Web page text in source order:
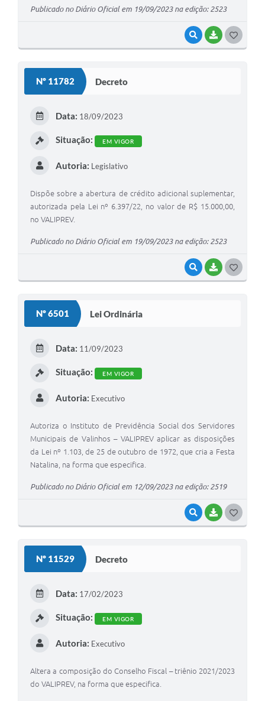
VISUALIZAR
BAIXAR
Publicado no Diário Oficial em 19/09/2023 na edição: 2523
Nº 11782 Decreto
VISUALIZAR
BAIXAR
Data: 18/09/2023
Situação: EM VIGOR
Autoria: Legislativo
Dispõe sobre a abertura de crédito adicional suplementar,
autorizada pela Lei nº 6.397/22, no valor de R$ 15.000,00,
no VALIPREV.
Publicado no Diário Oficial em 19/09/2023 na edição: 2523
Nº 6501 Lei Ordinária
VISUALIZAR
BAIXAR
Data: 11/09/2023
Situação: EM VIGOR
Autoria: Executivo
Autoriza o Instituto de Previdência Social dos Servidores
Municipais de Valinhos – VALIPREV aplicar as disposições
da Lei nº 1.103, de 25 de outubro de 1972, que cria a Festa
Natalina, na forma que especifica.
Publicado no Diário Oficial em 12/09/2023 na edição: 2519
Nº 11529 Decreto
Data: 17/02/2023
Situação: EM VIGOR
Autoria: Executivo
Altera a composição do Conselho Fiscal – triênio 2021/2023
do VALIPREV, na forma que especifica.